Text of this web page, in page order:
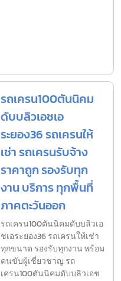
รถเครน100ตันนิคม
ดับบลิวเอชเอ
ระยอง36 รถเครนให้
เช่า รถเครนรับจ้าง
ราคาถูก รองรับทุก
งาน บริการ ทุกพื้นที่
ภาคตะวันออก
รถเครน100ตันนิคมดับบลิวเอ
ชเอระยอง36 รถเครนให้เช่า
ทุกขนาด รองรับทุกงาน พร้อม
คนขับผู้เชี่ยวชาญ รถ
เครน100ตันนิคมดับบลิวเอช